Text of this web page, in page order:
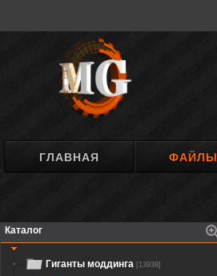
ГЛАВНАЯ ФАЙЛЫ
Каталог
Гиганты моддинга [13938]